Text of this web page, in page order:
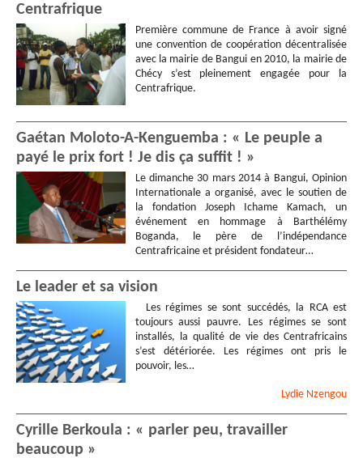
Centrafrique
Première commune de France à avoir signé
une convention de coopération décentralisée
avec la mairie de Bangui en 2010, la mairie de
Chécy s’est pleinement engagée pour la
Centrafrique.
Gaétan Moloto-A-Kenguemba : « Le peuple a
payé le prix fort ! Je dis ça suffit ! »
Le dimanche 30 mars 2014 à Bangui, Opinion
Internationale a organisé, avec le soutien de
la fondation Joseph Ichame Kamach, un
événement en hommage à Barthélémy
Boganda, le père de l’indépendance
Centrafricaine et président fondateur…
Le leader et sa vision
Les régimes se sont succédés, la RCA est
toujours aussi pauvre. Les régimes se sont
installés, la qualité de vie des Centrafricains
s’est détériorée. Les régimes ont pris le
pouvoir, les…
Lydie Nzengou
Cyrille Berkoula : « parler peu, travailler
beaucoup »